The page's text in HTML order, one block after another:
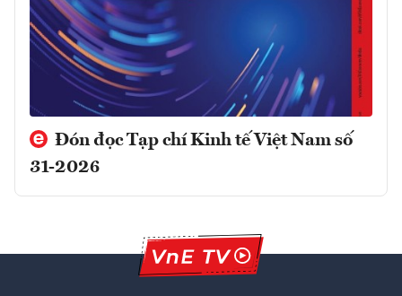
Đón đọc Tạp chí Kinh tế Việt Nam số
31-2026